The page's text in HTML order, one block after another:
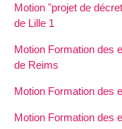
Motion "projet de
de Lille 1
Motion Formation des
de Reims
Motion Formation des
Motion Formation des